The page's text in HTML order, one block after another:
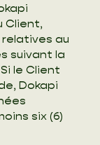
Client,
au
suivant la
le Client
Dokapi
six (6)